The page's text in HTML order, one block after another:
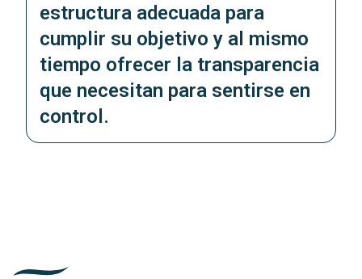
estructura adecuada para
cumplir su objetivo y al mismo
tiempo ofrecer la transparencia
que necesitan para sentirse en
control.